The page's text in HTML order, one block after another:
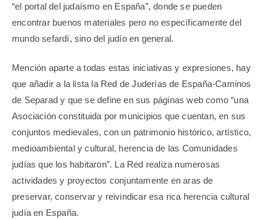
“el portal del judaísmo en España”, donde se pueden
encontrar buenos materiales pero no específicamente del
mundo sefardí, sino del judío en general.
Mención aparte a todas estas iniciativas y expresiones, hay
que añadir a la lista la Red de Juderías de España-Caminos
de Separad y que se define en sus páginas web como “una
Asociación constituida por municipios que cuentan, en sus
conjuntos medievales, con un patrimonio histórico, artístico,
medioambiental y cultural, herencia de las Comunidades
judías que los habitaron”. La Red realiza numerosas
actividades y proyectos conjuntamente en aras de
preservar, conservar y reivindicar esa rica herencia cultural
judía en España.